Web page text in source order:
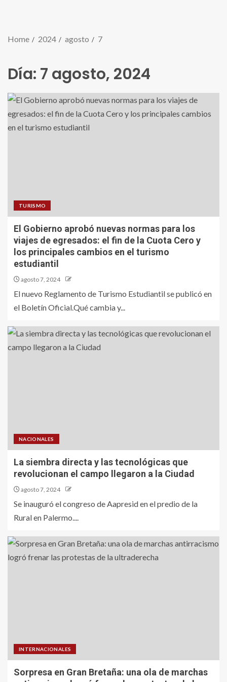
Home 2024 agosto 7
Día: 7 agosto, 2024
TURISMO
El Gobierno aprobó nuevas normas para los
viajes de egresados: el fin de la Cuota Cero y
los principales cambios en el turismo
estudiantil
agosto 7, 2024
El nuevo Reglamento de Turismo Estudiantil se publicó en
el Boletín Oficial.Qué cambia y...
NACIONALES
La siembra directa y las tecnológicas que
revolucionan el campo llegaron a la Ciudad
agosto 7, 2024
Se inauguró el congreso de Aapresid en el predio de la
Rural en Palermo....
INTERNACIONALES
Sorpresa en Gran Bretaña: una ola de marchas